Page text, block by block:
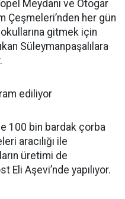
Meydanı ve Otogar
Çeşmeleri’nden her gün
gitmek için
Süleymanpaşalılara
ediliyor
100 bin bardak çorba
aracılığı ile
üretimi de
Eli Aşevi’nde yapılıyor.